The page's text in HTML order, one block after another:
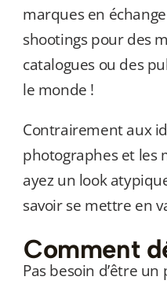
marques en
shootings pour des
catalogues ou des
le monde !
Contrairement aux
photographes et les
ayez un look
savoir se mettre en
Comment
Pas besoin d’être